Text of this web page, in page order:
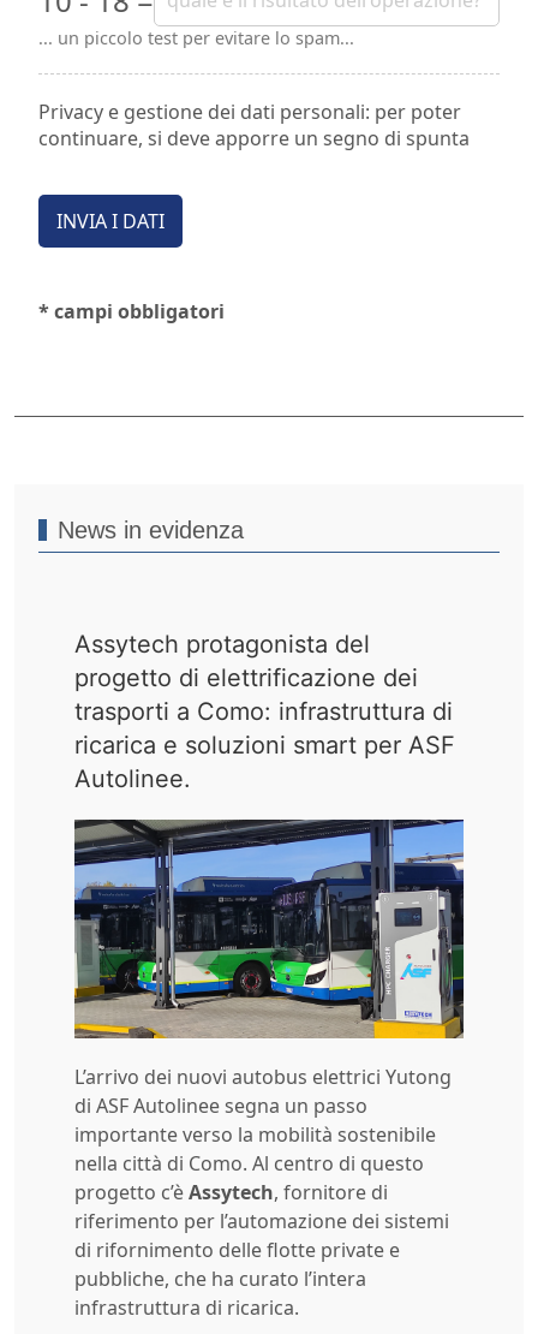
... un piccolo test per evitare lo spam...
Privacy e gestione dei dati personali: per poter
continuare, si deve apporre un segno di spunta
INVIA I DATI
* campi obbligatori
News in evidenza
Assytech protagonista del
progetto di elettrificazione dei
trasporti a Como: infrastruttura di
ricarica e soluzioni smart per ASF
Autolinee.
L’arrivo dei nuovi autobus elettrici Yutong
di ASF Autolinee segna un passo
importante verso la mobilità sostenibile
nella città di Como. Al centro di questo
progetto c’èAssytech, fornitore di
riferimento per l’automazione dei sistemi
di rifornimento delle flotte private e
pubbliche, che ha curato l’intera
infrastruttura di ricarica.